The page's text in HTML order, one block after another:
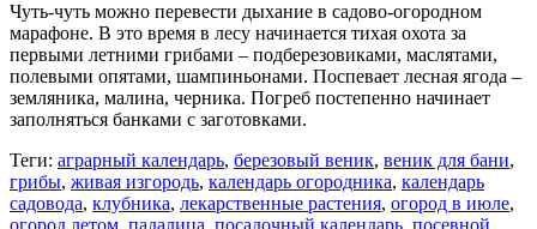
Чуть-чуть можно перевести дыхание в садово-огородном
марафоне. В это время в лесу начинается тихая охота за
первыми летними грибами – подберезовиками, маслятами,
полевыми опятами, шампиньонами. Поспевает лесная ягода –
земляника, малина, черника. Погреб постепенно начинает
заполняться банками с заготовками.
Теги: аграрный календарь, березовый веник, веник для бани,
грибы, живая изгородь, календарь огородника, календарь
садовода, клубника, лекарственные растения, огород в июле,